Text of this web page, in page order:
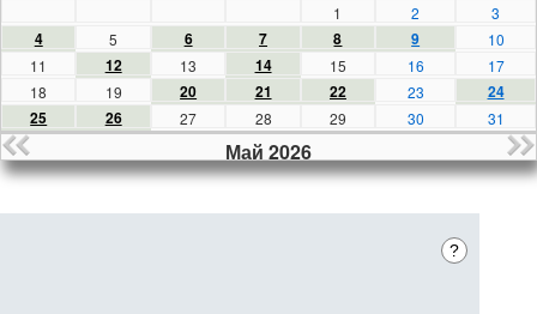
1
2 3
4 5 6 7 8 9
10
11
12 13 14 15 16
17
18
19 20 21 22 23
24
25
26 27 28 29 30 31
Май 2026
?